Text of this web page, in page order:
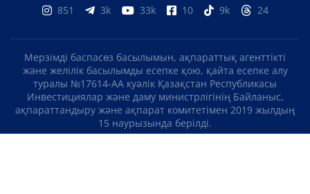
851 3k 33k 10 9k 24
Мерзімді баспасөз басылымын, ақпараттық агенттікті
және желілік басылымды есепке қою, қайта есепке алу
туралы №17614-АА куәлік Қазақстан Республикасы
Инвестициялар және даму министрлігінің Байланыс,
ақпараттандыру және ақпарат комитетімен 2019 жылдың
15 наурызында берілді.